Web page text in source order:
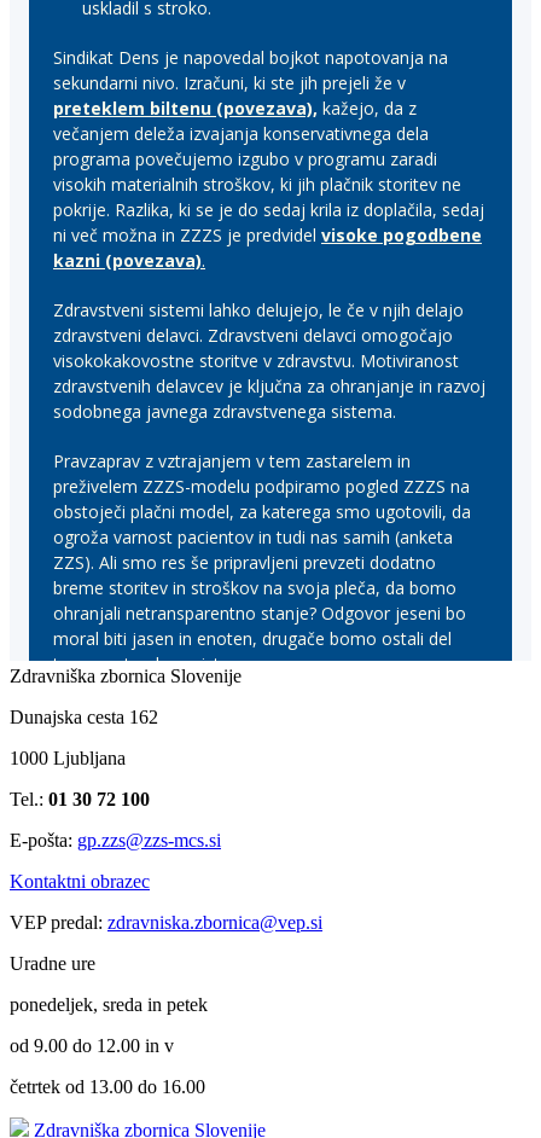
Zdravniška zbornica Slovenije
Dunajska cesta 162
1000 Ljubljana
Tel.: 01 30 72 100
E-pošta: gp.zzs@zzs-mcs.si
Kontaktni obrazec
VEP predal: zdravniska.zbornica@vep.si
Uradne ure
ponedeljek, sreda in petek
od 9.00 do 12.00 in v
četrtek od 13.00 do 16.00
Zdravniška zbornica Slovenije